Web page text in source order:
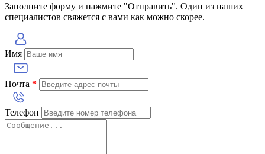
Заполните форму и нажмите "Отправить". Один из наших
специалистов свяжется с вами как можно скорее.
Имя
Почта *
Телефон